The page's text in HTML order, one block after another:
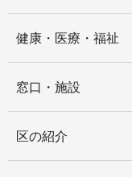
健康・医療・福祉
窓口・施設
区の紹介